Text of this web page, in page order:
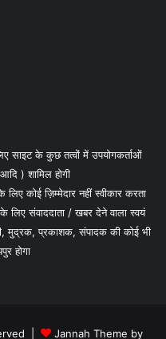
साइट के कुछ तत्वों में उपयोगकर्ताओं
) शामिल होगी
कोई ज़िम्मेदार नहीं स्वीकार करता
संवाददाता / खबर देने वाला स्वयं
मुद्रक, प्रकाशक, संपादक की कोई भी
होगा
| Jannah Theme by